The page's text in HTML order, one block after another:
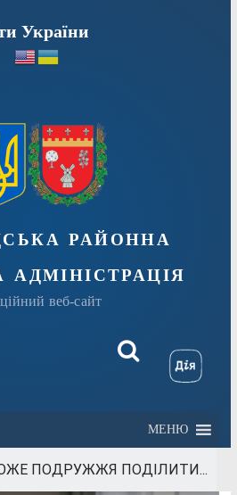
України
районна
веб-сайт
МЕНЮ
ПОДРУЖЖЯ ПОДІЛИТИ...